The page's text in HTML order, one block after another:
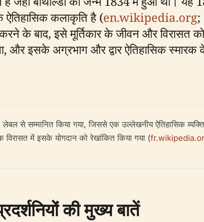
ऐतिहासिक कलाकृति है (en.wikipedia.org;
के बाद, इसे मूर्तिकार के जीवन और विरासत
इसके अग्रभाग और द्वार ऐतिहासिक स्मारक
से सम्मानित किया गया, जिससे एक उल्लेखनीय ऐतिहासिक
में इसके योगदान को रेखांकित किया गया (
की मुख्य बातें